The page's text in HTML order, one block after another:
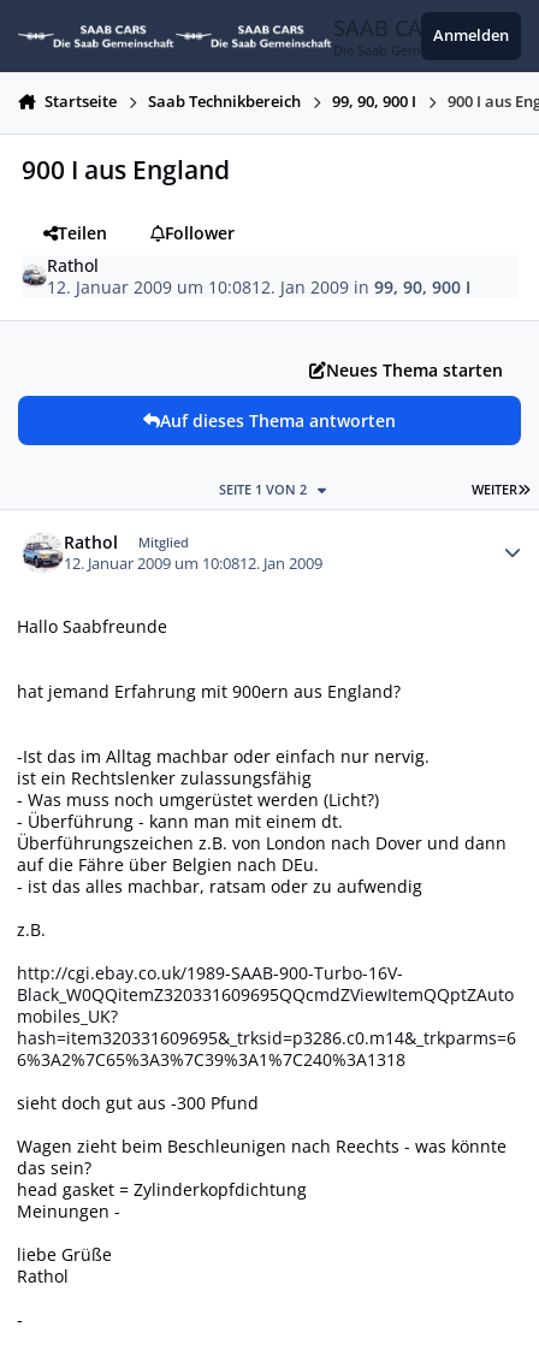
SAAB CARS
Die Saab Gemeinschaft
Anmelden
Startseite Saab Technikbereich 99, 90, 900 I 900 I aus
900 I aus England
Teilen
Follower
Rathol
12. Januar 2009 um 10:0812. Jan 2009 in99, 90, 900 I
Neues Thema starten
Auf dieses Thema antworten
WEITER
SEITE 1 VON 2
Rathol Mitglied
12. Januar 2009 um 10:0812. Jan 2009
Hallo Saabfreunde
hat jemand Erfahrung mit 900ern aus England?
-Ist das im Alltag machbar oder einfach nur nervig.
ist ein Rechtslenker zulassungsfähig
- Was muss noch umgerüstet werden (Licht?)
- Überführung - kann man mit einem dt.
Überführungszeichen z.B. von London nach Dover und dann
auf die Fähre über Belgien nach DEu.
- ist das alles machbar, ratsam oder zu aufwendig
z.B.
http://cgi.ebay.co.uk/1989-SAAB-900-Turbo-16V-
Black_W0QQitemZ320331609695QQcmdZViewItemQQptZAuto
mobiles_UK?
hash=item320331609695&_trksid=p3286.c0.m14&_trkparms=6
6%3A2%7C65%3A3%7C39%3A1%7C240%3A1318
sieht doch gut aus -300 Pfund
Wagen zieht beim Beschleunigen nach Reechts - was könnte
das sein?
head gasket = Zylinderkopfdichtung
Meinungen -
liebe Grüße
Rathol
-